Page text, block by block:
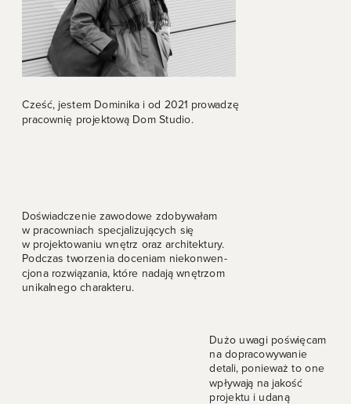
Cześć, jestem Dominika i od 2021 prowadzę
pracownię projektową Dom Studio.
Doświadczenie zawodowe zdobywałam
w pracowniach specjalizujących się
w projektowaniu wnętrz oraz architektury.
Podczas tworzenia doceniam niekonwen-
cjona rozwiązania, które nadają wnętrzom
unikalnego charakteru.
Dużo uwagi poświęcam
na dopracowywanie
detali, ponieważ to one
wpływają na jakość
projektu i udaną